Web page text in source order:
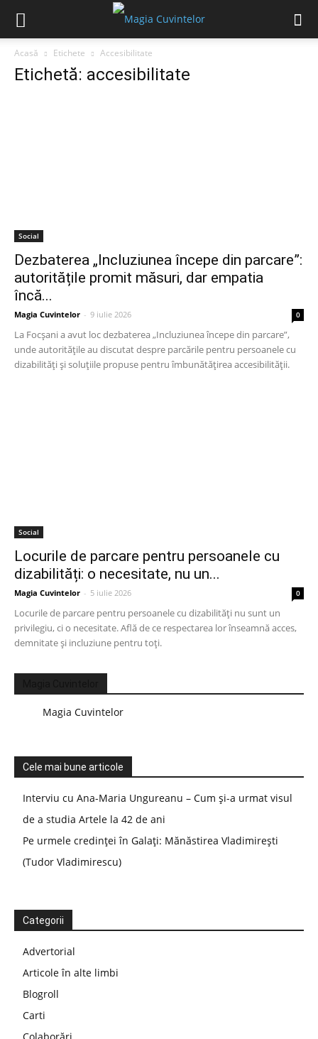
Acasă Etichete Accesibilitate
Etichetă: accesibilitate
Social
Dezbaterea „Incluziunea începe din parcare”:
autoritățile promit măsuri, dar empatia
încă...
Magia Cuvintelor - 9 iulie 2026 0
La Focșani a avut loc dezbaterea „Incluziunea începe din parcare”,
unde autoritățile au discutat despre parcările pentru persoanele cu
dizabilități și soluțiile propuse pentru îmbunătățirea accesibilității.
Social
Locurile de parcare pentru persoanele cu
dizabilități: o necesitate, nu un...
Magia Cuvintelor - 5 iulie 2026 0
Locurile de parcare pentru persoanele cu dizabilități nu sunt un
privilegiu, ci o necesitate. Află de ce respectarea lor înseamnă acces,
demnitate și incluziune pentru toți.
Magia Cuvintelor
Cele mai bune articole
Interviu cu Ana-Maria Ungureanu – Cum și-a urmat visul
de a studia Artele la 42 de ani
Pe urmele credinței în Galați: Mănăstirea Vladimirești
(Tudor Vladimirescu)
Categorii
Advertorial
Articole în alte limbi
Blogroll
Carti